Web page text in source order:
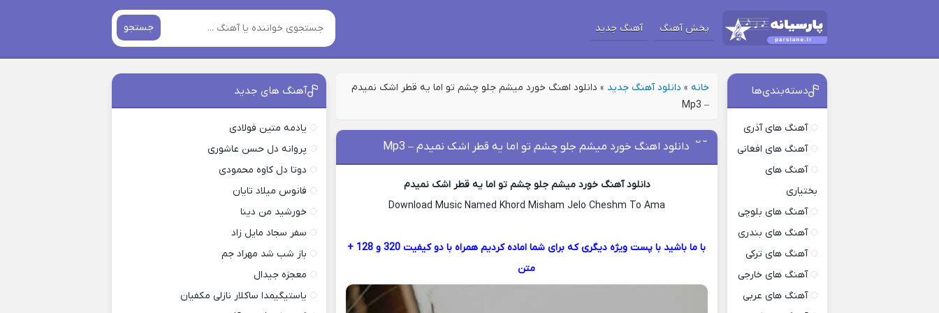
پخش آهنگ آهنگ جدید جستجو
خانه » دانلود آهنگ جدید » دانلود اهنگ خورد میشم جلو چشم تو اما یه قطر اشک نمیدم
– Mp3
دانلود اهنگ خورد میشم جلو چشم تو اما یه قطر اشک نمیدم – Mp3
دانلود آهنگ خورد میشم جلو چشم تو اما یه قطر اشک نمیدم
Download Music Named Khord Misham Jelo Cheshm To Ama
با ما باشید با پست ویژه دیگری که برای شما اماده کردیم همراه با دو کیفیت 320 و 128 +
متن
دسته‌بندی‌ها
آهنگ های آذری
آهنگ های افغانی
آهنگ های
بختیاری
آهنگ های بلوچی
آهنگ های بندری
آهنگ های ترکی
آهنگ های خارجی
آهنگ های عربی
آهنگ های جدید
یادمه متین فولادی
پروانه دل حسن عاشوری
دوتا دل کاوه محمودی
فانوس میلاد تایان
خورشید من دینا
سفر سجاد مایل زاد
باز شب شد مهراد جم
معجزه جیدال
یاستیگیمدا ساکلار نازلی مکفیان